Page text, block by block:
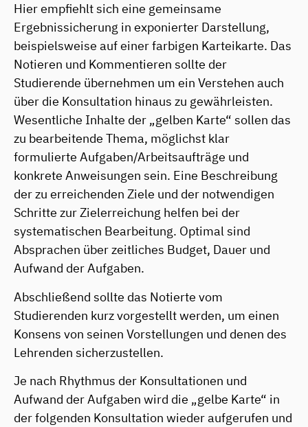
Hier empfiehlt sich eine gemeinsame
Ergebnissicherung in exponierter Darstellung,
beispielsweise auf einer farbigen Karteikarte. Das
Notieren und Kommentieren sollte der
Studierende übernehmen um ein Verstehen auch
über die Konsultation hinaus zu gewährleisten.
Wesentliche Inhalte der „gelben Karte“ sollen das
zu bearbeitende Thema, möglichst klar
formulierte Aufgaben/Arbeitsaufträge und
konkrete Anweisungen sein. Eine Beschreibung
der zu erreichenden Ziele und der notwendigen
Schritte zur Zielerreichung helfen bei der
systematischen Bearbeitung. Optimal sind
Absprachen über zeitliches Budget, Dauer und
Aufwand der Aufgaben.
Abschließend sollte das Notierte vom
Studierenden kurz vorgestellt werden, um einen
Konsens von seinen Vorstellungen und denen des
Lehrenden sicherzustellen.
Je nach Rhythmus der Konsultationen und
Aufwand der Aufgaben wird die „gelbe Karte“ in
der folgenden Konsultation wieder aufgerufen und